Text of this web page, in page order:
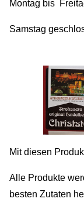
Montag bis
Samstag
Mit diesen
Alle Produkte
besten Zutaten